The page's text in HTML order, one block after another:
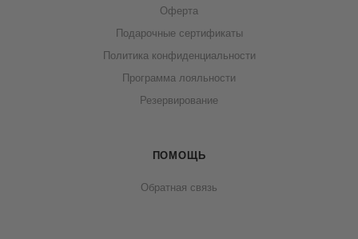
Оферта
Подарочные сертификаты
Политика конфиденциальности
Программа лояльности
Резервирование
ПОМОЩЬ
Обратная связь